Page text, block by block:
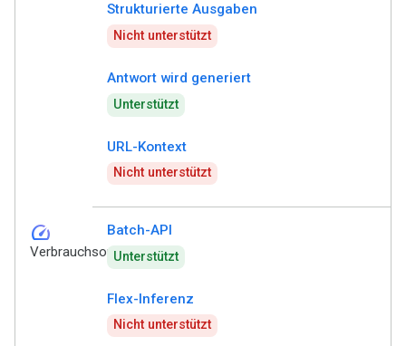
Strukturierte Ausgaben
Nicht unterstützt
Antwort wird generiert
Unterstützt
URL-Kontext
Nicht unterstützt
speed
Verbrauchsoptionen
Batch-API
Unterstützt
Flex-Inferenz
Nicht unterstützt